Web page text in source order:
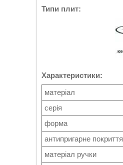
Типи плит:
Характеристики:
матеріал
серія
форма
антипригарне покриття
матеріал ручки